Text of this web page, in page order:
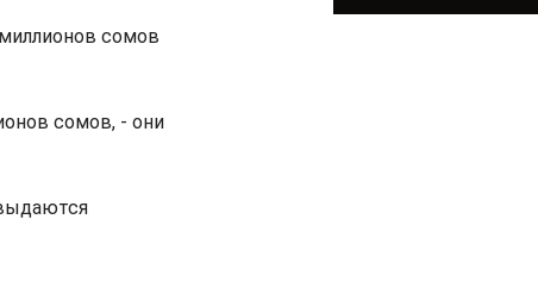
сомов
сомов, - они